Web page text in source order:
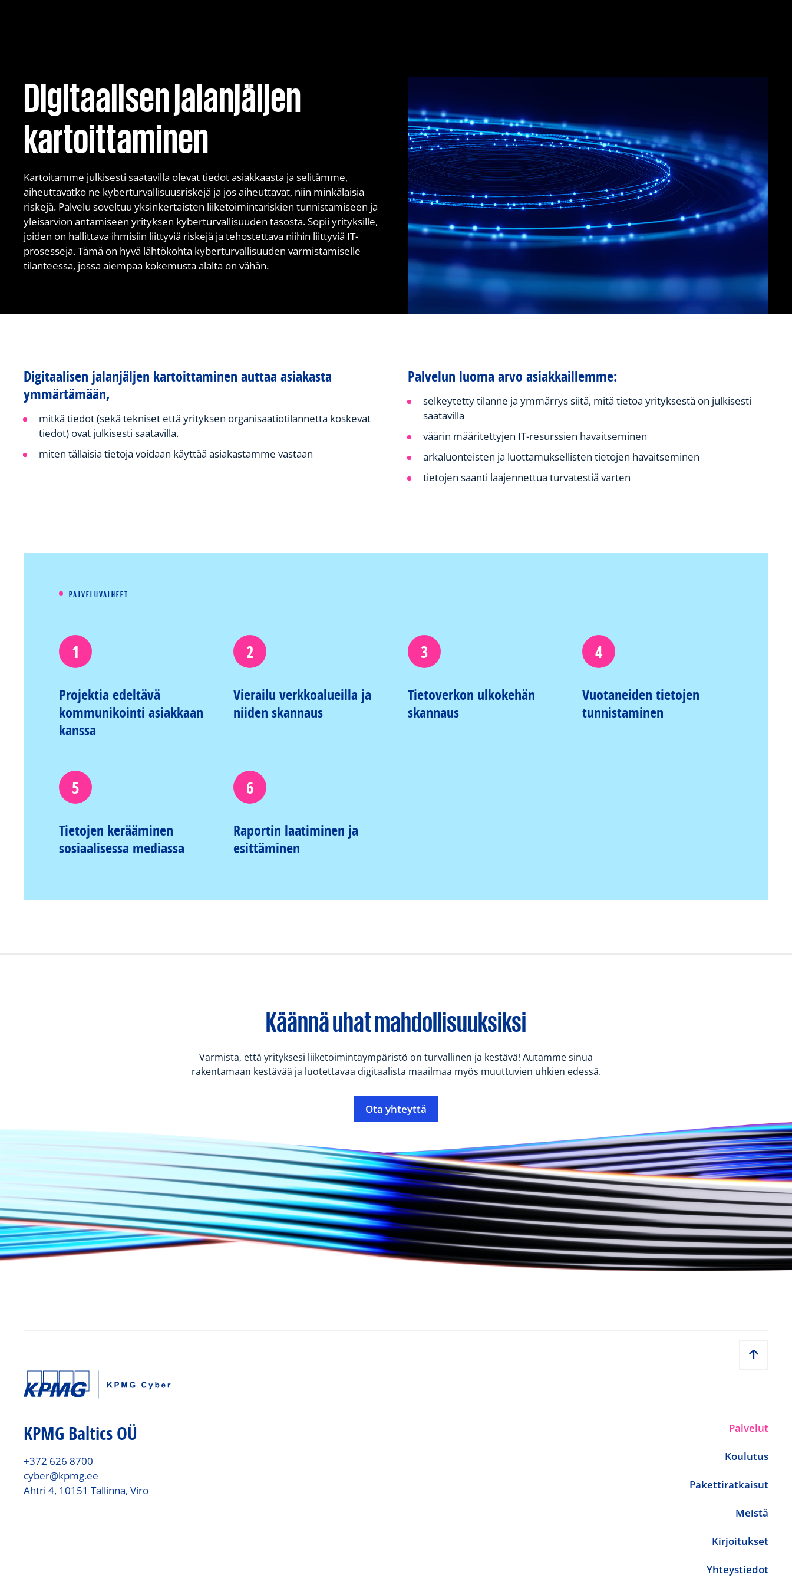
Digitaalisen jalanjäljen
kartoittaminen
Kartoitamme julkisesti saatavilla olevat tiedot asiakkaasta ja selitämme,
aiheuttavatko ne kyberturvallisuusriskejä ja jos aiheuttavat, niin minkälaisia
riskejä. Palvelu soveltuu yksinkertaisten liiketoimintariskien tunnistamiseen ja
yleisarvion antamiseen yrityksen kyberturvallisuuden tasosta. Sopii yrityksille,
joiden on hallittava ihmisiin liittyviä riskejä ja tehostettava niihin liittyviä IT-
prosesseja. Tämä on hyvä lähtökohta kyberturvallisuuden varmistamiselle
tilanteessa, jossa aiempaa kokemusta alalta on vähän.
Digitaalisen jalanjäljen kartoittaminen auttaa asiakasta
ymmärtämään,
mitkä tiedot (sekä tekniset että yrityksen organisaatiotilannetta koskevat
tiedot) ovat julkisesti saatavilla.
miten tällaisia tietoja voidaan käyttää asiakastamme vastaan
Palvelun luoma arvo asiakkaillemme:
selkeytetty tilanne ja ymmärrys siitä, mitä tietoa yrityksestä on julkisesti
saatavilla
väärin määritettyjen IT-resurssien havaitseminen
arkaluonteisten ja luottamuksellisten tietojen havaitseminen
tietojen saanti laajennettua turvatestiä varten
PALVELUVAIHEET
1
Projektia edeltävä
kommunikointi asiakkaan
kanssa
2
Vierailu verkkoalueilla ja
niiden skannaus
3
Tietoverkon ulkokehän
skannaus
4
Vuotaneiden tietojen
tunnistaminen
5
Tietojen kerääminen
sosiaalisessa mediassa
6
Raportin laatiminen ja
esittäminen
Käännä uhat mahdollisuuksiksi
Varmista, että yrityksesi liiketoimintaympäristö on turvallinen ja kestävä! Autamme sinua
rakentamaan kestävää ja luotettavaa digitaalista maailmaa myös muuttuvien uhkien edessä.
Ota yhteyttä
KPMG Baltics OÜ
+372 626 8700
cyber@kpmg.ee
Ahtri 4, 10151 Tallinna, Viro
Palvelut
Koulutus
Pakettiratkaisut
Meistä
Kirjoitukset
Yhteystiedot